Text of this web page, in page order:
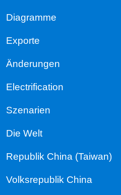
Diagramme
Exporte
Änderungen
Electrification
Szenarien
Die Welt
Republik China (Taiwan)
Volksrepublik China